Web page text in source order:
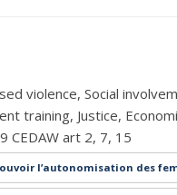
violence Social
training Justice
CEDAW art 2 7 15
l’autonomisation des